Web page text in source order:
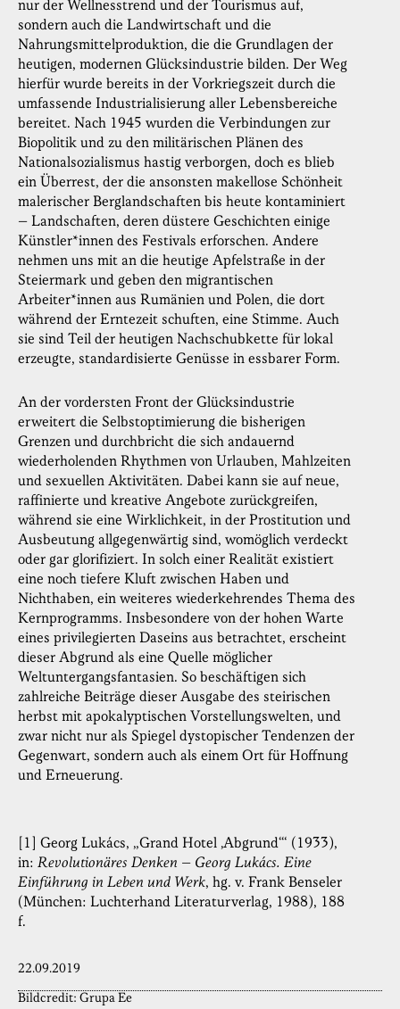
nur der Wellnesstrend und der Tourismus auf,
sondern auch die Landwirtschaft und die
Nahrungsmittelproduktion, die die Grundlagen der
heutigen, modernen Glücksindustrie bilden. Der Weg
hierfür wurde bereits in der Vorkriegszeit durch die
umfassende Industrialisierung aller Lebensbereiche
bereitet. Nach 1945 wurden die Verbindungen zur
Biopolitik und zu den militärischen Plänen des
Nationalsozialismus hastig verborgen, doch es blieb
ein Überrest, der die ansonsten makellose Schönheit
malerischer Berglandschaften bis heute kontaminiert
– Landschaften, deren düstere Geschichten einige
Künstler*innen des Festivals erforschen. Andere
nehmen uns mit an die heutige Apfelstraße in der
Steiermark und geben den migrantischen
Arbeiter*innen aus Rumänien und Polen, die dort
während der Erntezeit schuften, eine Stimme. Auch
sie sind Teil der heutigen Nachschubkette für lokal
erzeugte, standardisierte Genüsse in essbarer Form.
An der vordersten Front der Glücksindustrie
erweitert die Selbstoptimierung die bisherigen
Grenzen und durchbricht die sich andauernd
wiederholenden Rhythmen von Urlauben, Mahlzeiten
und sexuellen Aktivitäten. Dabei kann sie auf neue,
raffinierte und kreative Angebote zurückgreifen,
während sie eine Wirklichkeit, in der Prostitution und
Ausbeutung allgegenwärtig sind, womöglich verdeckt
oder gar glorifiziert. In solch einer Realität existiert
eine noch tiefere Kluft zwischen Haben und
Nichthaben, ein weiteres wiederkehrendes Thema des
Kernprogramms. Insbesondere von der hohen Warte
eines privilegierten Daseins aus betrachtet, erscheint
dieser Abgrund als eine Quelle möglicher
Weltuntergangsfantasien. So beschäftigen sich
zahlreiche Beiträge dieser Ausgabe des steirischen
herbst mit apokalyptischen Vorstellungswelten, und
zwar nicht nur als Spiegel dystopischer Tendenzen der
Gegenwart, sondern auch als einem Ort für Hoffnung
und Erneuerung.
[1] Georg Lukács, „Grand Hotel ‚Abgrund‘“ (1933),
in: Revolutionäres Denken – Georg Lukács. Eine
Einführung in Leben und Werk, hg. v. Frank Benseler
(München: Luchterhand Literaturverlag, 1988), 188
f.
22.09.2019
Bildcredit: Grupa Ee